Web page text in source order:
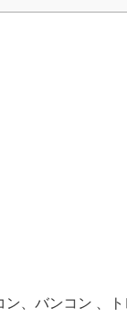
、バンコン 、